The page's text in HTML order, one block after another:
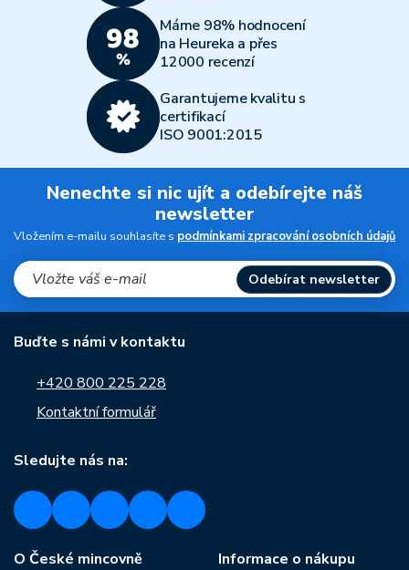
Máme 98% hodnocení
na Heureka a přes
12000 recenzí
Garantujeme kvalitu s
certifikací
ISO 9001:2015
Nenechte si nic ujít a odebírejte náš
newsletter
Vložením e-mailu souhlasíte s podmínkami zpracování osobních údajů
Odebírat newsletter
Buďte s námi v kontaktu
+420 800 225 228
Kontaktní formulář
Sledujte nás na:
O České mincovně Informace o nákupu